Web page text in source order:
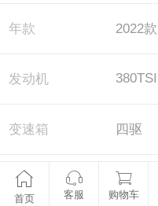
年款 2022款
发动机 380TSI
变速箱 四驱
配置 尊崇豪
首页 客服 购物车